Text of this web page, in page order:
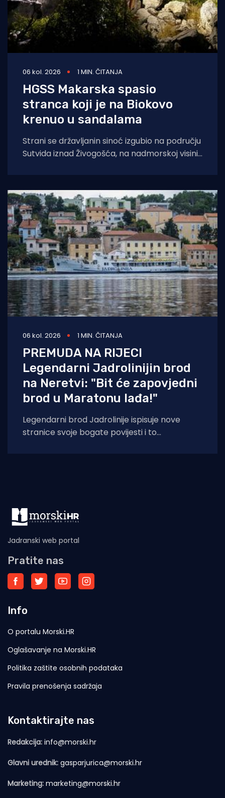
06 kol. 2026 1 MIN. ČITANJA
HGSS Makarska spasio
stranca koji je na Biokovo
krenuo u sandalama
Strani se državljanin sinoć izgubio na području
Sutvida iznad Živogošća, na nadmorskoj visini
06 kol. 2026 1 MIN. ČITANJA
PREMUDA NA RIJECI
Legendarni Jadrolinijin brod
na Neretvi: "Bit će zapovjedni
brod u Maratonu lađa!"
Legendarni brod Jadrolinije ispisuje nove
stranice svoje bogate povijesti i to
Jadranski web portal
Pratite nas
Info
O portalu Morski.HR
Oglašavanje na Morski.HR
Politika zaštite osobnih podataka
Pravila prenošenja sadržaja
Kontaktirajte nas
Redakcija: info@morski.hr
Glavni urednik: gasparjurica@morski.hr
Marketing: marketing@morski.hr